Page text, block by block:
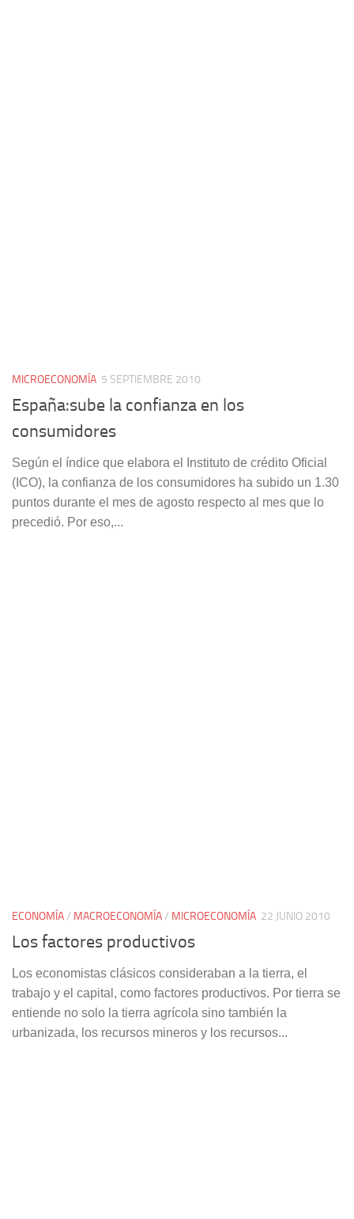
MICROECONOMÍA 5 SEPTIEMBRE 2010
España:sube la confianza en los
consumidores
Según el índice que elabora el Instituto de crédito Oficial
(ICO), la confianza de los consumidores ha subido un 1.30
puntos durante el mes de agosto respecto al mes que lo
precedió. Por eso,...
ECONOMÍA/ MACROECONOMÍA/ MICROECONOMÍA 22 JUNIO 2010
Los factores productivos
Los economistas clásicos consideraban a la tierra, el
trabajo y el capital, como factores productivos. Por tierra se
entiende no solo la tierra agrícola sino también la
urbanizada, los recursos mineros y los recursos...